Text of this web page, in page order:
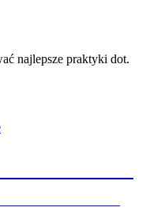
najlepsze praktyki dot.